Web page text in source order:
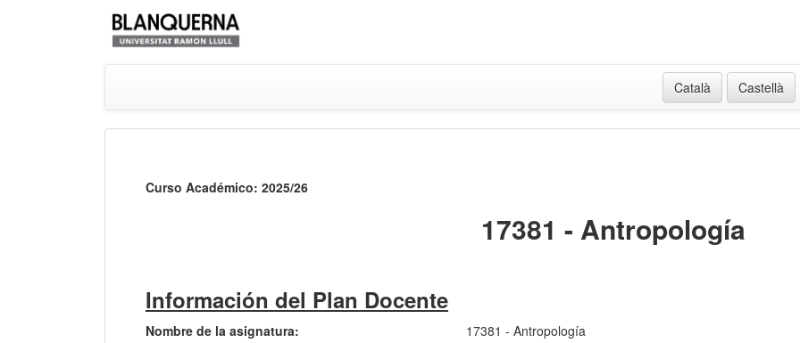
Català Castellà
Curso Académico: 2025/26
17381 - Antropología
Información del Plan Docente
Nombre de la asignatura:
17381 - Antropología